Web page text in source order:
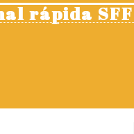
rápida SFF